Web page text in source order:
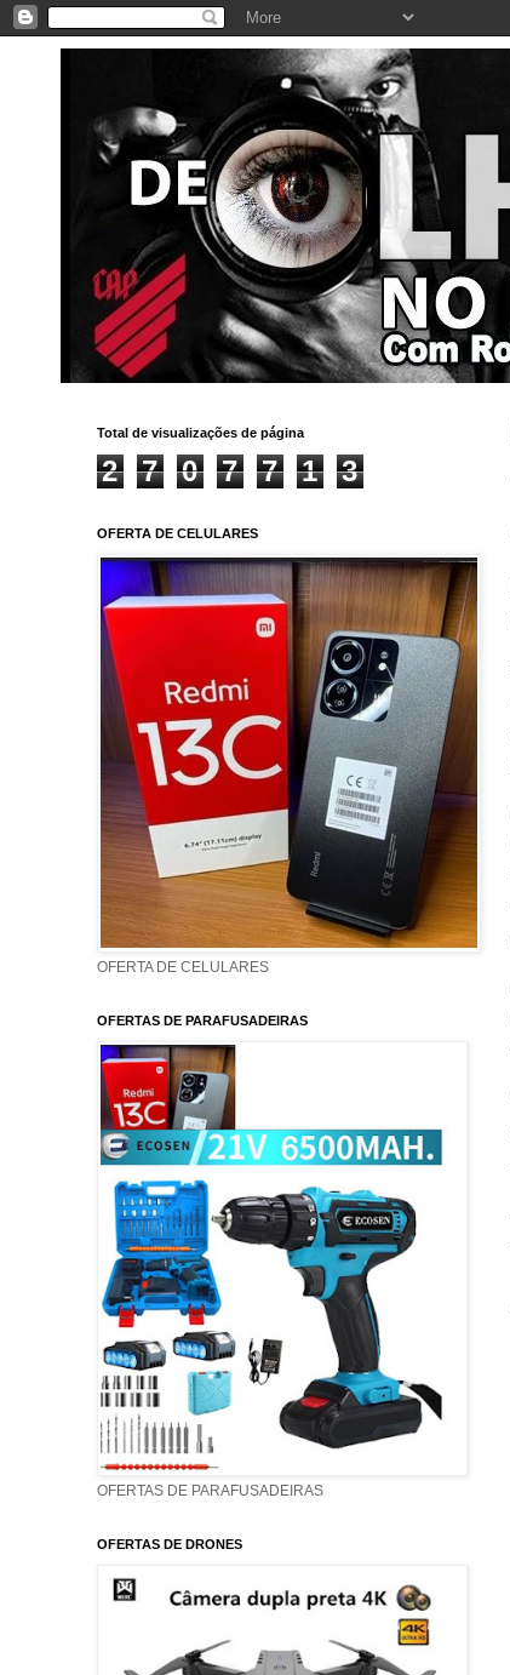
Total de visualizações de página
2 7 0 7 7 1 3
OFERTA DE CELULARES
OFERTA DE CELULARES
OFERTAS DE PARAFUSADEIRAS
OFERTAS DE PARAFUSADEIRAS
OFERTAS DE DRONES